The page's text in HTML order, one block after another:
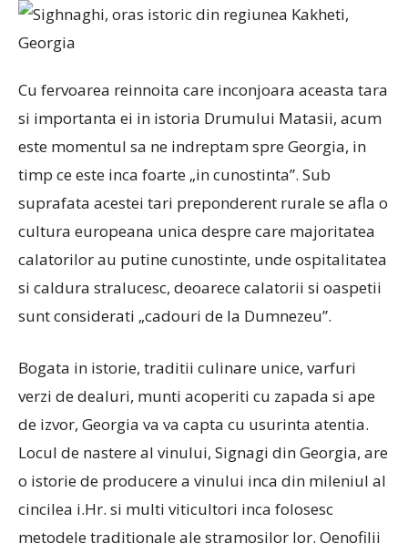
Cu fervoarea reinnoita care inconjoara aceasta tara
si importanta ei in istoria Drumului Matasii, acum
este momentul sa ne indreptam spre Georgia, in
timp ce este inca foarte „in cunostinta”. Sub
suprafata acestei tari preponderent rurale se afla o
cultura europeana unica despre care majoritatea
calatorilor au putine cunostinte, unde ospitalitatea
si caldura stralucesc, deoarece calatorii si oaspetii
sunt considerati „cadouri de la Dumnezeu”.
Bogata in istorie, traditii culinare unice, varfuri
verzi de dealuri, munti acoperiti cu zapada si ape
de izvor, Georgia va va capta cu usurinta atentia.
Locul de nastere al vinului, Signagi din Georgia, are
o istorie de producere a vinului inca din mileniul al
cincilea i.Hr. si multi viticultori inca folosesc
metodele traditionale ale stramosilor lor. Oenofilii